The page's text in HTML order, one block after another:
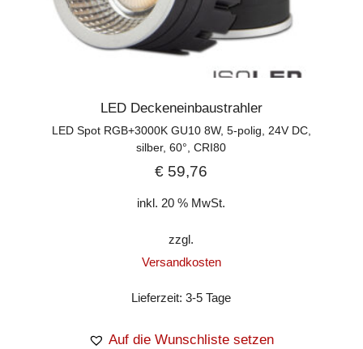
LED Deckeneinbaustrahler
LED Spot RGB+3000K GU10 8W, 5-polig, 24V DC,
silber, 60°, CRI80
€ 59,76
inkl. 20 % MwSt.
zzgl.
Versandkosten
Lieferzeit:3-5 Tage
Auf die Wunschliste setzen